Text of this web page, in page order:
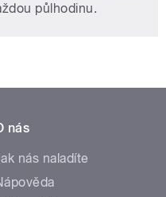
půlhodinu.
nás
nás naladíte